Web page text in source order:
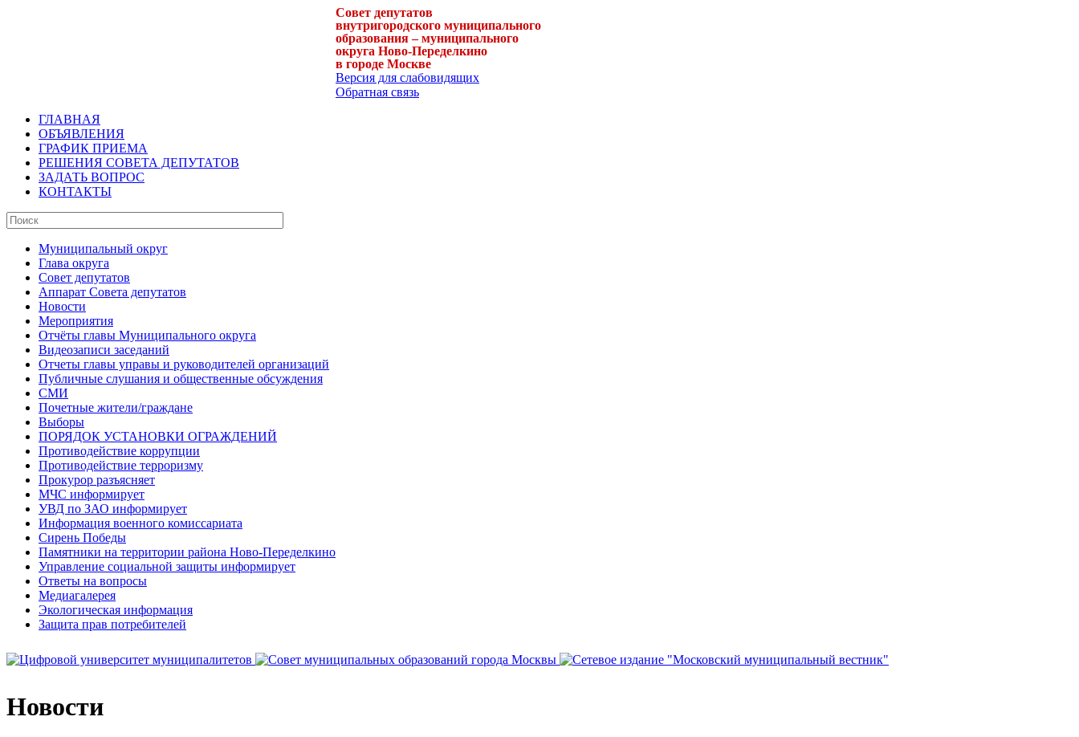
Совет депутатов
внутригородского муниципального
образования – муниципального
округа Ново-Переделкино
в городе Москве
Версия для слабовидящих
Обратная связь
ГЛАВНАЯ
ОБЪЯВЛЕНИЯ
ГРАФИК ПРИЕМА
РЕШЕНИЯ СОВЕТА ДЕПУТАТОВ
ЗАДАТЬ ВОПРОС
КОНТАКТЫ
Муниципальный округ
Глава округа
Совет депутатов
Аппарат Совета депутатов
Новости
Мероприятия
Отчёты главы Муниципального округа
Видеозаписи заседаний
Отчеты главы управы и руководителей организаций
Публичные слушания и общественные обсуждения
СМИ
Почетные жители/граждане
Выборы
ПОРЯДОК УСТАНОВКИ ОГРАЖДЕНИЙ
Противодействие коррупции
Противодействие терроризму
Прокурор разъясняет
МЧС информирует
УВД по ЗАО информирует
Информация военного комиссариата
Сирень Победы
Памятники на территории района Ново-Переделкино
Управление социальной защиты информирует
Ответы на вопросы
Медиагалерея
Экологическая информация
Защита прав потребителей
Новости